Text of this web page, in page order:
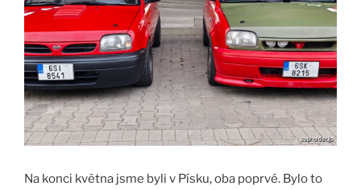
Na konci května jsme byli v Písku, oba poprvé. Bylo to